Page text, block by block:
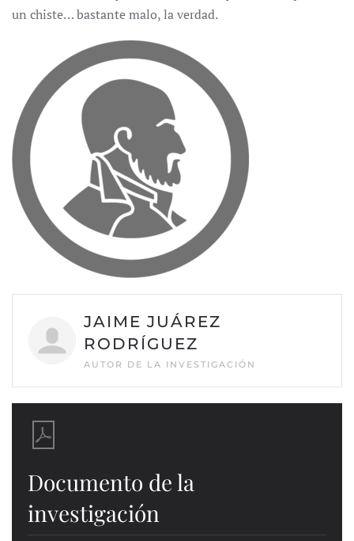
un chiste… bastante malo, la verdad.
JAIME JUÁREZ
RODRÍGUEZ
AUTOR DE LA INVESTIGACIÓN
Documento de la
investigación